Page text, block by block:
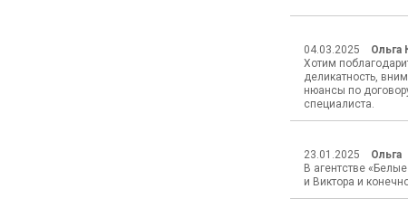
04.03.2025 Ольга
Хотим
деликатность,
нюансы по
специалиста.
23.01.2025 Ольга
В агентстве
и Виктора и